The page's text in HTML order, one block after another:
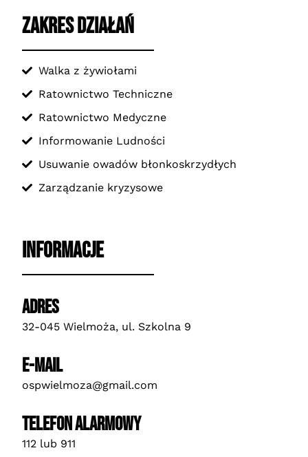
ZAKRES DZIAŁAŃ
Walka z żywiołami
Ratownictwo Techniczne
Ratownictwo Medyczne
Informowanie Ludności
Usuwanie owadów błonkoskrzydłych
Zarządzanie kryzysowe
informacje
ADRES
32-045 Wielmoża, ul. Szkolna 9
E-Mail
ospwielmoza@gmail.com
Telefon alarmowy
112 lub 911